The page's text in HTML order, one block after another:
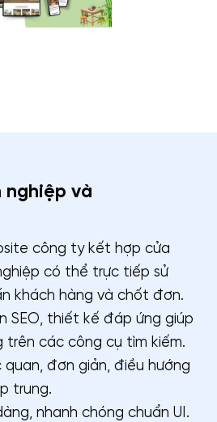
nghiệp và
công ty kết hợp cửa
có thể trực tiếp sử
khách hàng và chốt đơn.
SEO, thiết kế đáp ứng giúp
trên các công cụ tìm kiếm.
quan, đơn giản, điều hướng
trung.
nhanh chóng chuẩn UI.